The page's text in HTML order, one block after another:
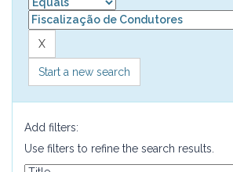
Start a new search
Add filters:
Use filters to refine the search results.